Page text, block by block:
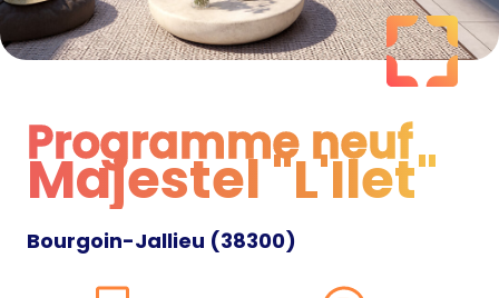
Programme neuf
Programme neuf
Majestel "L'Ilet"
Bourgoin-Jallieu (38300)